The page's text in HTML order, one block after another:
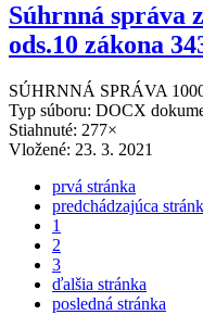
Súhrnná správa
ods.10 zákona
SÚHRNNÁ SPRÁVA
Typ súboru: DOCX
Stiahnuté: 277×
Vložené: 23. 3. 2021
prvá stránka
predchádzajúca
1
2
3
ďalšia stránka
posledná stránka